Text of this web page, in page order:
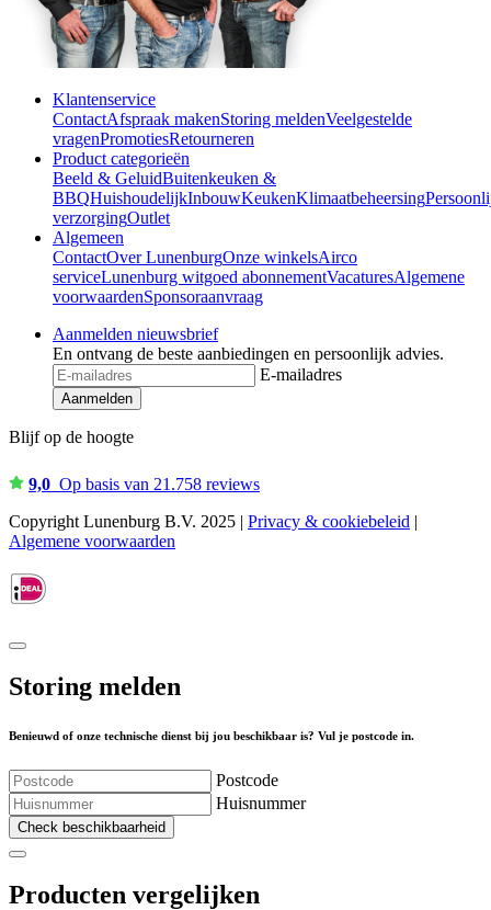
Klantenservice
ContactAfspraak makenStoring meldenVeelgestelde
vragenPromotiesRetourneren
Product categorieën
Beeld & GeluidBuitenkeuken &
BBQHuishoudelijkInbouwKeukenKlimaatbeheersing
verzorgingOutlet
Algemeen
ContactOver LunenburgOnze winkelsAirco
serviceLunenburg witgoed abonnementVacaturesAlgemene
voorwaardenSponsoraanvraag
Aanmelden nieuwsbrief
En ontvang de beste aanbiedingen en persoonlijk advies.
E-mailadres
Aanmelden
Blijf op de hoogte
9,0 Op basis van 21.758 reviews
Copyright Lunenburg B.V. 2025 | Privacy & cookiebeleid |
Algemene voorwaarden
Storing melden
Benieuwd of onze technische dienst bij jou beschikbaar is? Vul je postcode in.
Postcode
Huisnummer
Check beschikbaarheid
Producten vergelijken